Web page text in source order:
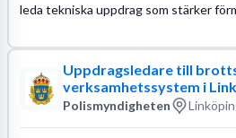
leda tekniska uppdrag som stärker
Uppdragsledare till
verksamhetssystem i
Polismyndigheten